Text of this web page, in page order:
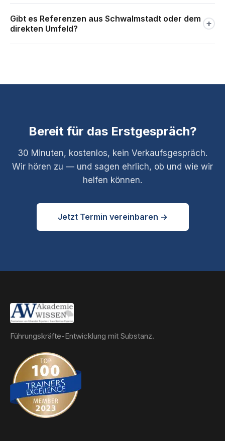
Führungskräfte — ideal für Unternehmen, die ihren
Gibt es Referenzen aus Schwalmstadt oder dem
direkten Umfeld?
+
Bereit für das Erstgespräch?
30 Minuten, kostenlos, kein Verkaufsgespräch.
Wir hören zu — und sagen ehrlich, ob und wie wir
helfen können.
Jetzt Termin vereinbaren →
Führungskräfte-Entwicklung mit Substanz.